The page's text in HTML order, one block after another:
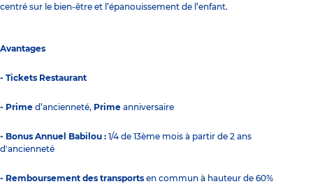
centré sur le bien-être et l’épanouissement de l’enfant.
Avantages
- Tickets Restaurant
- Prime d’ancienneté, Prime anniversaire
- Bonus Annuel Babilou : 1/4 de 13ème mois à partir de 2 ans
d'ancienneté
- Remboursement des transports en commun à hauteur de 60%